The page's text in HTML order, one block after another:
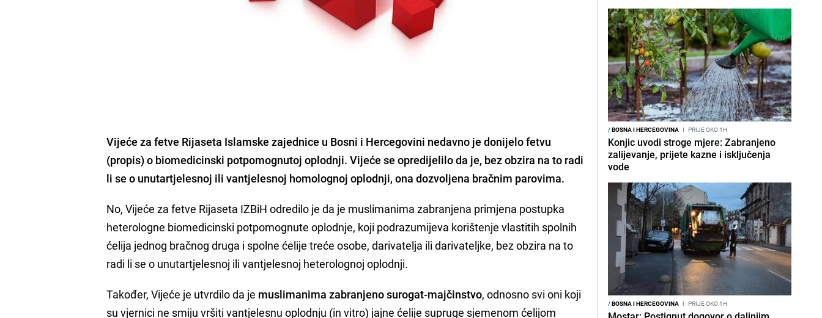
Vijeće za fetve Rijaseta Islamske zajednice u Bosni i Hercegovini nedavno je donijelofetvu
(propis) o biomedicinski potpomognutoj oplodnji. Vijeće se opredijelilo da je, bez obzira na to radi
li se o unutartjelesnoj ili vantjelesnoj homolognoj oplodnji, ona dozvoljena bračnim parovima.
No, Vijeće za fetve Rijaseta IZBiH odredilo je da je muslimanima zabranjena primjena postupka
heterologne biomedicinski potpomognute oplodnje, koji podrazumijeva korištenje vlastitih spolnih
ćelija jednog bračnog druga i spolne ćelije treće osobe, darivatelja ili darivateljke, bez obzira na to
radi li se o unutartjelesnoj ili vantjelesnoj heterolognoj oplodnji.
Također, Vijeće je utvrdilo da je muslimanima zabranjeno surogat-majčinstvo, odnosno svi oni koji
su vjernici ne smiju vršiti vantjelesnu oplodnju (in vitro) jajne ćelije supruge sjemenom ćelijom
/BOSNA I HERCEGOVINA I PRIJE OKO 1H
Konjic uvodi stroge mjere: Zabranjeno
zalijevanje, prijete kazne i isključenja
vode
/BOSNA I HERCEGOVINA I PRIJE OKO 1H